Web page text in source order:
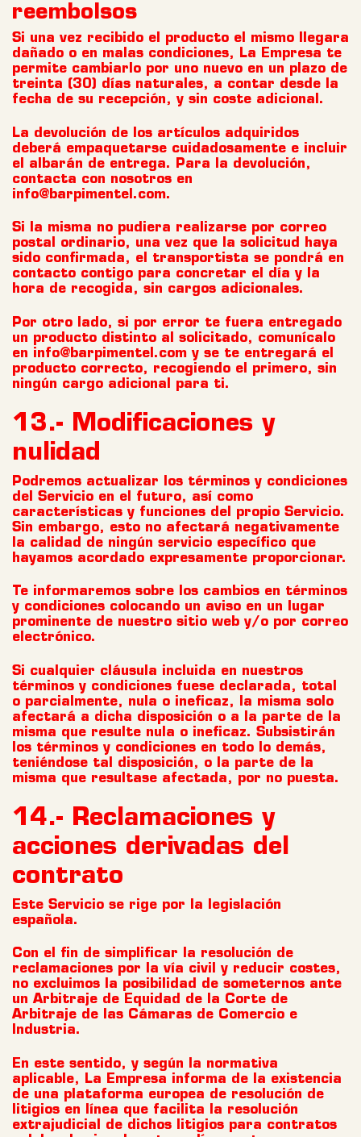
reembolsos
Si una vez recibido el producto el mismo llegara
dañado o en malas condiciones, La Empresa te
permite cambiarlo por uno nuevo en un plazo de
treinta (30) días naturales, a contar desde la
fecha de su recepción, y sin coste adicional.
La devolución de los artículos adquiridos
deberá empaquetarse cuidadosamente e incluir
el albarán de entrega. Para la devolución,
contacta con nosotros en
info@barpimentel.com.
Si la misma no pudiera realizarse por correo
postal ordinario, una vez que la solicitud haya
sido confirmada, el transportista se pondrá en
contacto contigo para concretar el día y la
hora de recogida, sin cargos adicionales.
Por otro lado, si por error te fuera entregado
un producto distinto al solicitado, comunícalo
en info@barpimentel.com y se te entregará el
producto correcto, recogiendo el primero, sin
ningún cargo adicional para ti.
13.- Modificaciones y
nulidad
Podremos actualizar los términos y condiciones
del Servicio en el futuro, así como
características y funciones del propio Servicio.
Sin embargo, esto no afectará negativamente
la calidad de ningún servicio específico que
hayamos acordado expresamente proporcionar.
Te informaremos sobre los cambios en términos
y condiciones colocando un aviso en un lugar
prominente de nuestro sitio web y/o por correo
electrónico.
Si cualquier cláusula incluida en nuestros
términos y condiciones fuese declarada, total
o parcialmente, nula o ineficaz, la misma solo
afectará a dicha disposición o a la parte de la
misma que resulte nula o ineficaz. Subsistirán
los términos y condiciones en todo lo demás,
teniéndose tal disposición, o la parte de la
misma que resultase afectada, por no puesta.
14.- Reclamaciones y
acciones derivadas del
contrato
Este Servicio se rige por la legislación
española.
Con el fin de simplificar la resolución de
reclamaciones por la vía civil y reducir costes,
no excluimos la posibilidad de someternos ante
un Arbitraje de Equidad de la Corte de
Arbitraje de las Cámaras de Comercio e
Industria.
En este sentido, y según la normativa
aplicable, La Empresa informa de la existencia
de una plataforma europea de resolución de
litigios en línea que facilita la resolución
extrajudicial de dichos litigios para contratos